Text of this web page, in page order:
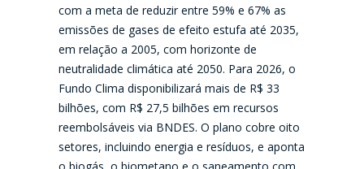
com a meta de reduzir entre 59% e 67% as
emissões de gases de efeito estufa até 2035,
em relação a 2005, com horizonte de
neutralidade climática até 2050. Para 2026, o
Fundo Clima disponibilizará mais de R$ 33
bilhões, com R$ 27,5 bilhões em recursos
reembolsáveis via BNDES. O plano cobre oito
setores, incluindo energia e resíduos, e aponta